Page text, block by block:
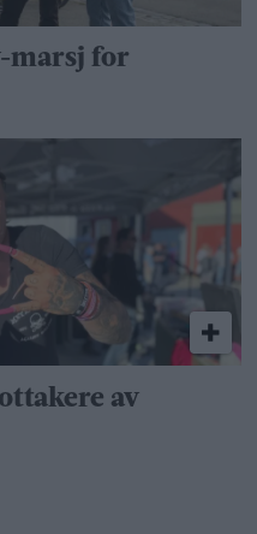
marsj for
av